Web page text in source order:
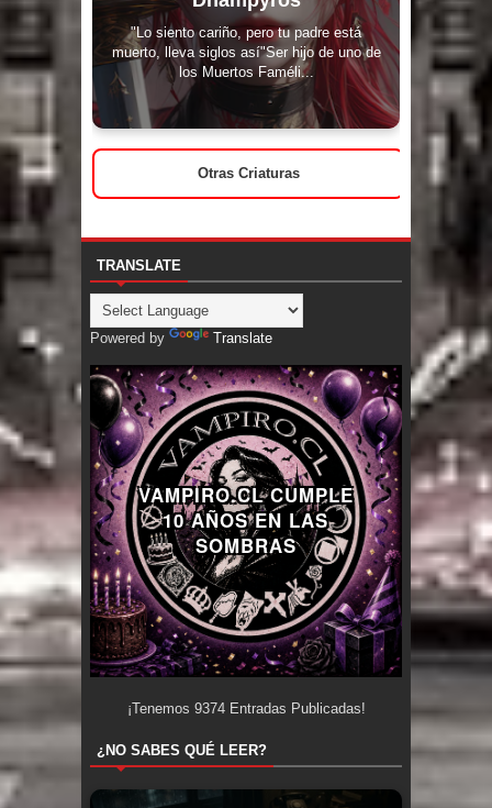
"Lo siento cariño, pero tu padre está
muerto, lleva siglos así"Ser hijo de uno de
los Muertos Faméli...
Otras Criaturas
TRANSLATE
Powered by Translate
VAMPIRO.CL CUMPLE
10 AÑOS EN LAS
SOMBRAS
¡Tenemos 9374Entradas Publicadas!
¿NO SABES QUÉ LEER?